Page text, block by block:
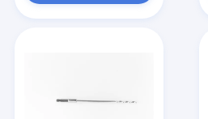
Περίπου εμείς